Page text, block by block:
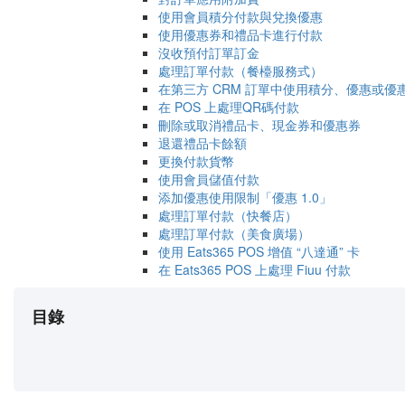
使用會員積分付款與兌換優惠
使用優惠券和禮品卡進行付款
沒收預付訂單訂金
處理訂單付款（餐檯服務式）
在第三方 CRM 訂單中使用積分、優惠或優
在 POS 上處理QR碼付款
刪除或取消禮品卡、現金券和優惠券
退還禮品卡餘額
更換付款貨幣
使用會員儲值付款
添加優惠使用限制「優惠 1.0」
處理訂單付款（快餐店）
處理訂單付款（美食廣場）
使用 Eats365 POS 增值 “八達通” 卡
在 Eats365 POS 上處理 Fiuu 付款
目錄